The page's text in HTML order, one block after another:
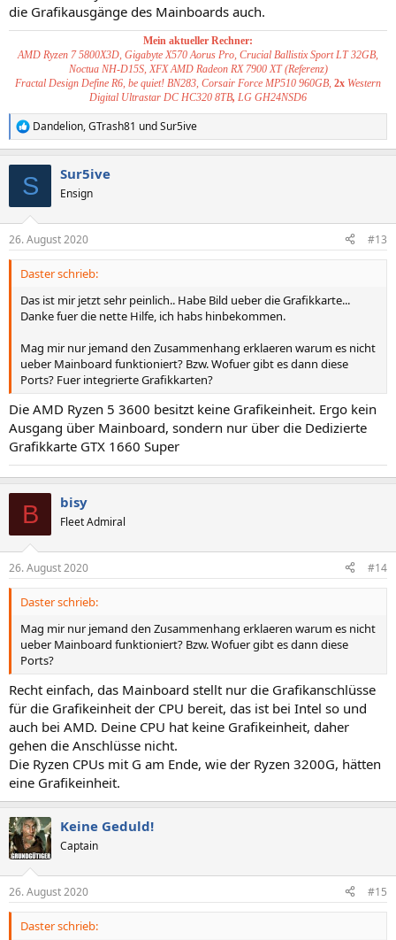
die Grafikausgänge des Mainboards auch.
Mein aktueller Rechner:
AMD Ryzen 7 5800X3D, Gigabyte X570 Aorus Pro, Crucial Ballistix Sport LT 32GB,
Noctua NH-D15S, XFX AMD Radeon RX 7900 XT (Referenz)
Fractal Design Define R6, be quiet! BN283, Corsair Force MP510 960GB, 2x Western
Digital Ultrastar DC HC320 8TB, LG GH24NSD6
R
e
e
n
Dandelion,GTrash81 undSur5ive
S Sur5ive
Ensign
26. August 2020 #13
Daster schrieb:
Das ist mir jetzt sehr peinlich.. Habe Bild ueber die Grafikkarte...
Danke fuer die nette Hilfe, ich habs hinbekommen.
Mag mir nur jemand den Zusammenhang erklaeren warum es nicht
ueber Mainboard funktioniert? Bzw. Wofuer gibt es dann diese
Ports? Fuer integrierte Grafikkarten?
Die AMD Ryzen 5 3600 besitzt keine Grafikeinheit. Ergo kein
Ausgang über Mainboard, sondern nur über die Dedizierte
Grafikkarte GTX 1660 Super
B bisy
Fleet Admiral
26. August 2020 #14
Daster schrieb:
Mag mir nur jemand den Zusammenhang erklaeren warum es nicht
ueber Mainboard funktioniert? Bzw. Wofuer gibt es dann diese
Ports?
Recht einfach, das Mainboard stellt nur die Grafikanschlüsse
für die Grafikeinheit der CPU bereit, das ist bei Intel so und
auch bei AMD. Deine CPU hat keine Grafikeinheit, daher
gehen die Anschlüsse nicht.
Die Ryzen CPUs mit G am Ende, wie der Ryzen 3200G, hätten
eine Grafikeinheit.
Keine Geduld!
Captain
26. August 2020 #15
Daster schrieb: